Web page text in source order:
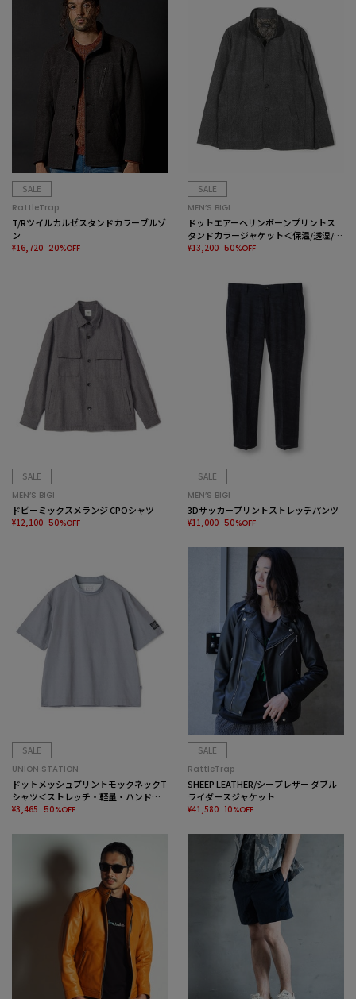
SALE
RattleTrap
T/Rツイルカルゼスタンドカラーブルゾ
ン
¥16,720 20%OFF
SALE
MEN’S BIGI
ドットエアーヘリンボーンプリントス
タンドカラージャケット＜保温/透湿/撥
水/防シワ/ストレッチ＞
¥13,200 50%OFF
SALE
MEN’S BIGI
ドビーミックスメランジ CPOシャツ
¥12,100 50%OFF
SALE
MEN’S BIGI
3Dサッカープリントストレッチパンツ
¥11,000 50%OFF
SALE
UNION STATION
ドットメッシュプリントモックネックT
シャツ＜ストレッチ・軽量・ハンドウ
ォッシャブル・通気性＞
¥3,465 50%OFF
SALE
RattleTrap
SHEEP LEATHER/シープレザー ダブル
ライダースジャケット
¥41,580 10%OFF